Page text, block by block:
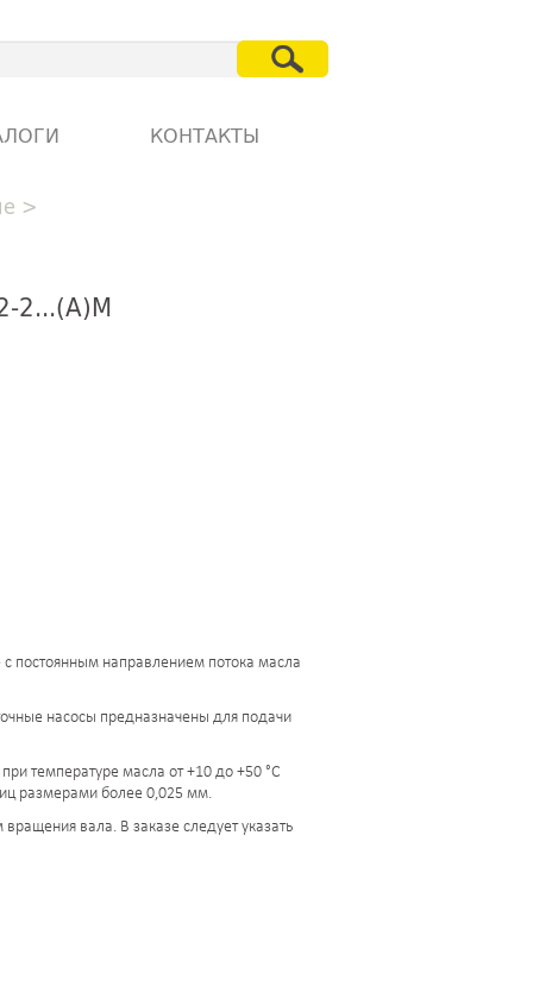
КОНТАКТЫ
>
2...(А)М
постоянным направлением потока масла
насосы предназначены для подачи
температуре масла от +10 до +50 °С
размерами более 0,025 мм.
вала. В заказе следует указать